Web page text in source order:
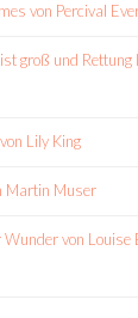
von Percival
groß und Rettung
Lily King
Martin Muser
von Louise